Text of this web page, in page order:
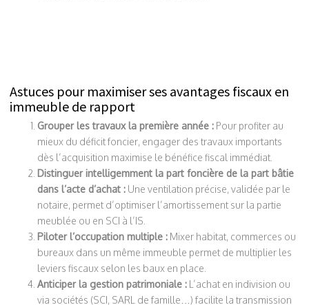
Astuces pour maximiser ses avantages fiscaux en
immeuble de rapport
Grouper les travaux la première année : Pour profiter au
mieux du déficit foncier, engager des travaux importants
dès l’acquisition maximise le bénéfice fiscal immédiat.
Distinguer intelligemment la part foncière de la part bâtie
dans l’acte d’achat : Une ventilation précise, validée par le
notaire, permet d’optimiser l’amortissement sur la partie
meublée ou en SCI à l’IS.
Piloter l’occupation multiple : Mixer habitat, commerces ou
bureaux dans un même immeuble permet de multiplier les
leviers fiscaux selon les baux en place.
Anticiper la gestion patrimoniale : L’achat en indivision ou
via sociétés (SCI, SARL de famille…) facilite la transmission